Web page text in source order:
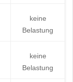
keine
Belastung
keine
Belastung